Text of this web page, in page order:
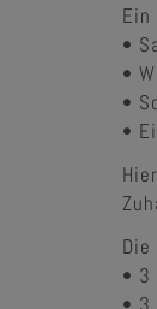
•
•
•
•
• 3